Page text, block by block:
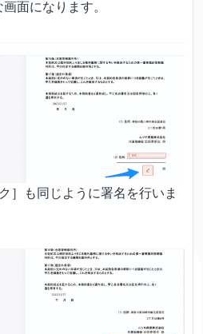
面になります。
］も同じように署名を行いま